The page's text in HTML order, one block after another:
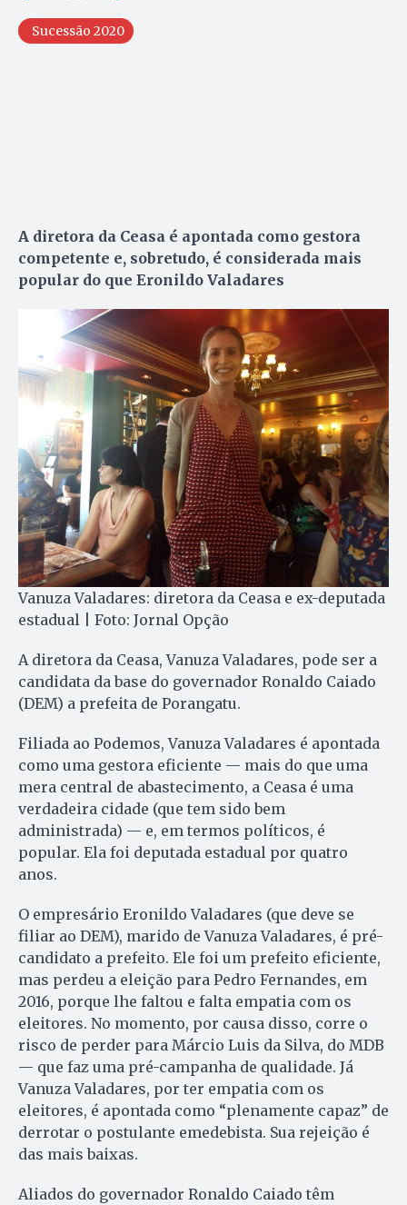
Sucessão 2020
A diretora da Ceasa é apontada como gestora
competente e, sobretudo, é considerada mais
popular do que Eronildo Valadares
Vanuza Valadares: diretora da Ceasa e ex-deputada
estadual | Foto: Jornal Opção
A diretora da Ceasa, Vanuza Valadares, pode ser a
candidata da base do governador Ronaldo Caiado
(DEM) a prefeita de Porangatu.
Filiada ao Podemos, Vanuza Valadares é apontada
como uma gestora eficiente — mais do que uma
mera central de abastecimento, a Ceasa é uma
verdadeira cidade (que tem sido bem
administrada) — e, em termos políticos, é
popular. Ela foi deputada estadual por quatro
anos.
O empresário Eronildo Valadares (que deve se
filiar ao DEM), marido de Vanuza Valadares, é pré-
candidato a prefeito. Ele foi um prefeito eficiente,
mas perdeu a eleição para Pedro Fernandes, em
2016, porque lhe faltou e falta empatia com os
eleitores. No momento, por causa disso, corre o
risco de perder para Márcio Luis da Silva, do MDB
— que faz uma pré-campanha de qualidade. Já
Vanuza Valadares, por ter empatia com os
eleitores, é apontada como “plenamente capaz” de
derrotar o postulante emedebista. Sua rejeição é
das mais baixas.
Aliados do governador Ronaldo Caiado têm